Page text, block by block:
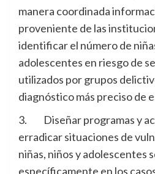
manera coordinada
proveniente de las
identificar el número de
adolescentes en riesgo de
utilizados por grupos
diagnóstico más preciso de
3. Diseñar programas y
erradicar situaciones de
niñas, niños y adolescentes
específicamente en los